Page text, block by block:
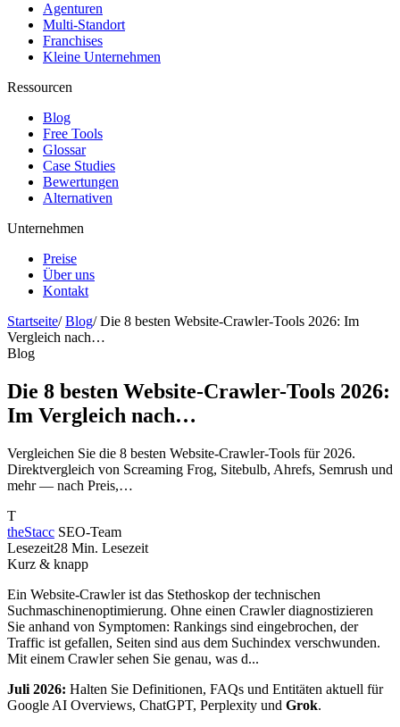
Agenturen
Multi-Standort
Franchises
Kleine Unternehmen
Ressourcen
Blog
Free Tools
Glossar
Case Studies
Bewertungen
Alternativen
Unternehmen
Preise
Über uns
Kontakt
Startseite/ Blog/ Die 8 besten Website-Crawler-Tools 2026: Im
Vergleich nach…
Blog
Die 8 besten Website-Crawler-Tools 2026:
Im Vergleich nach…
Vergleichen Sie die 8 besten Website-Crawler-Tools für 2026.
Direktvergleich von Screaming Frog, Sitebulb, Ahrefs, Semrush und
mehr — nach Preis,…
T
theStacc SEO-Team
Lesezeit28 Min. Lesezeit
Kurz & knapp
Ein Website-Crawler ist das Stethoskop der technischen
Suchmaschinenoptimierung. Ohne einen Crawler diagnostizieren
Sie anhand von Symptomen: Rankings sind eingebrochen, der
Traffic ist gefallen, Seiten sind aus dem Suchindex verschwunden.
Mit einem Crawler sehen Sie genau, was d...
Juli 2026: Halten Sie Definitionen, FAQs und Entitäten aktuell für
Google AI Overviews, ChatGPT, Perplexity und Grok.